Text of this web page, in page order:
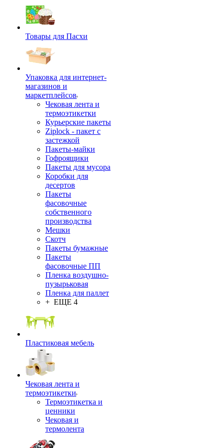
Товары для Пасхи
Упаковка для интернет-
магазинов и
маркетплейсов
Чековая лента и
термоэтикетки
Курьерские пакеты
Ziplock - пакет с
застежкой
Пакеты-майки
Гофроящики
Пакеты для мусора
Коробки для
десертов
Пакеты
фасовочные
собственного
производства
Мешки
Скотч
Пакеты бумажные
Пакеты
фасовочные ПП
Пленка воздушно-
пузырьковая
Пленка для паллет
+ ЕЩЕ 4
Пластиковая мебель
Чековая лента и
термоэтикетки
Термоэтикетка и
ценники
Чековая и
термолента